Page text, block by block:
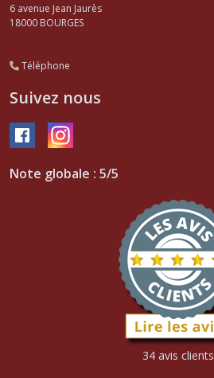
6 avenue Jean Jaurès
18000 BOURGES
Téléphone
Suivez nous
Note globale : 5/5
34 avis clients